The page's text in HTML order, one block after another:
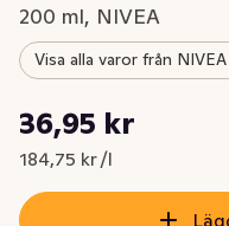
200 ml, NIVEA
Visa alla varor från NIVEA
Nuvarande pris är: 36,95
36,95 kr
184,75 kr /l
Styckpris: 184,75 kr /l